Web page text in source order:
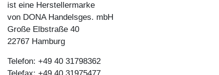
ist eine Herstellermarke
von DONA Handelsges. mbH
Große Elbstraße 40
22767 Hamburg
Telefon: +49 40 31798362